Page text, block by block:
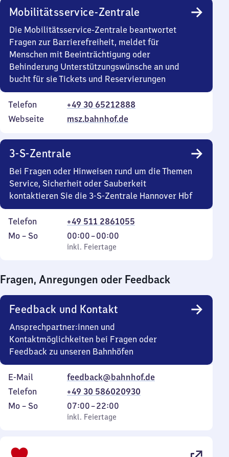
Mobilitätsservice-Zentrale
Die Mobilitätsservice-Zentrale beantwortet
Fragen zur Barrierefreiheit, meldet für
Menschen mit Beeinträchtigung oder
Behinderung Unterstützungswünsche an und
bucht für sie Tickets und Reservierungen
Telefon
+49 30 65212888
Webseite
msz.bahnhof.de
3-S-Zentrale
Bei Fragen oder Hinweisen rund um die Themen
Service, Sicherheit oder Sauberkeit
kontaktieren Sie die 3-S-Zentrale Hannover Hbf
Telefon
+49 511 2861055
Montag
Mo – So,
inkl. Feiertage
00:00–00:00
Von
0
0
Uhr
inkl. Feiertage
Fragen, Anregungen oder Feedback
Feedback und Kontakt
Ansprechpartner:innen und
Kontaktmöglichkeiten bei Fragen oder
Feedback zu unseren Bahnhöfen
E-Mail
feedback@bahnhof.de
Telefon
+49 30 586020930
Montag
Mo – So,
inkl. Feiertage
07:00–22:00
Von
7
inkl. Feiertage